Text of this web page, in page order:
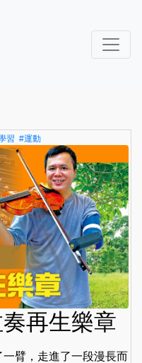
習 #運動
再生樂章
臂，走進了一段漫長而